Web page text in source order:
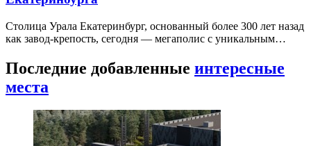
Столица Урала Екатеринбург, основанный более 300 лет назад
как завод-крепость, сегодня — мегаполис с уникальным…
Последние добавленные интересные
места